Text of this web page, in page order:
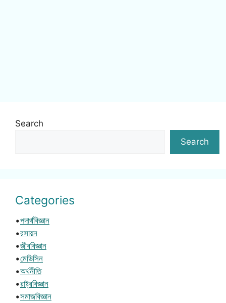
Search
Search
Categories
•পদার্থবিজ্ঞান
•রসায়ন
•জীববিজ্ঞান
•মেডিসিন
•অর্থনীতি
•রাষ্ট্রবিজ্ঞান
•সমাজবিজ্ঞান